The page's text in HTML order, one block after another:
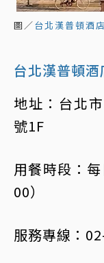
圖／台北漢普頓酒
台北漢普頓
地址：台北
號1F
用餐時段：
00）
服務專線：